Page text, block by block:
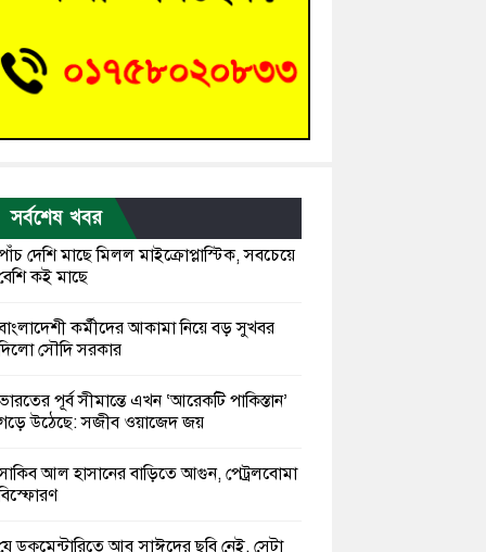
সর্বশেষ খবর
দেশি মাছে মিলল মাইক্রোপ্লাস্টিক, সবচেয়ে
কই মাছে
কর্মীদের আকামা নিয়ে বড় সুখবর
সৌদি সরকার
পূর্ব সীমান্তে এখন ‘আরেকটি পাকিস্তান’
উঠেছে: সজীব ওয়াজেদ জয়
আল হাসানের বাড়িতে আগুন, পেট্রলবোমা
ডকুমেন্টারিতে আবু সাঈদের ছবি নেই, সেটা